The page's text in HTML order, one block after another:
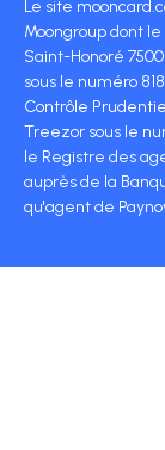
Le site
Moongroup dont
Saint-Honoré
sous le numéro
Contrôle
Treezor sous le
le Registre des
auprès de la
qu'agent de